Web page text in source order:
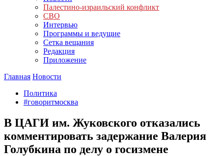
Палестино-израильский конфликт
СВО
Интервью
Программы и ведущие
Сетка вещания
Редакция
Приложение
Главная Новости
Политика
#говоритмосква
В ЦАГИ им. Жуковского отказались
комментировать задержание Валерия
Голубкина по делу о госизмене